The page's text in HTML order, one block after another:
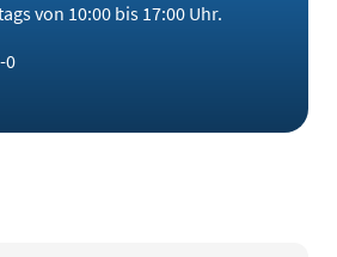
von 10:00 bis 17:00 Uhr.
0